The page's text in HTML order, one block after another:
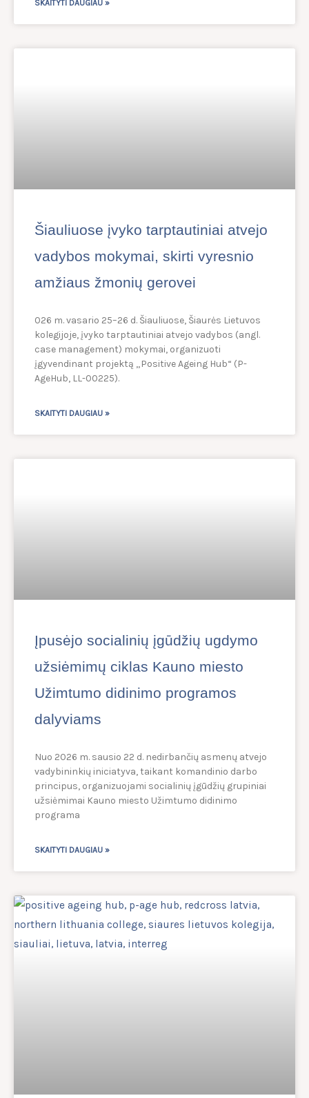
SKAITYTI DAUGIAU »
Šiauliuose įvyko tarptautiniai atvejo
vadybos mokymai, skirti vyresnio
amžiaus žmonių gerovei
026 m. vasario 25–26 d. Šiauliuose, Šiaurės Lietuvos
kolegijoje, įvyko tarptautiniai atvejo vadybos (angl.
case management) mokymai, organizuoti
įgyvendinant projektą „Positive Ageing Hub“ (P-
AgeHub, LL-00225).
SKAITYTI DAUGIAU »
Įpusėjo socialinių įgūdžių ugdymo
užsiėmimų ciklas Kauno miesto
Užimtumo didinimo programos
dalyviams
Nuo 2026 m. sausio 22 d. nedirbančių asmenų atvejo
vadybininkių iniciatyva, taikant komandinio darbo
principus, organizuojami socialinių įgūdžių grupiniai
užsiėmimai Kauno miesto Užimtumo didinimo
programa
SKAITYTI DAUGIAU »